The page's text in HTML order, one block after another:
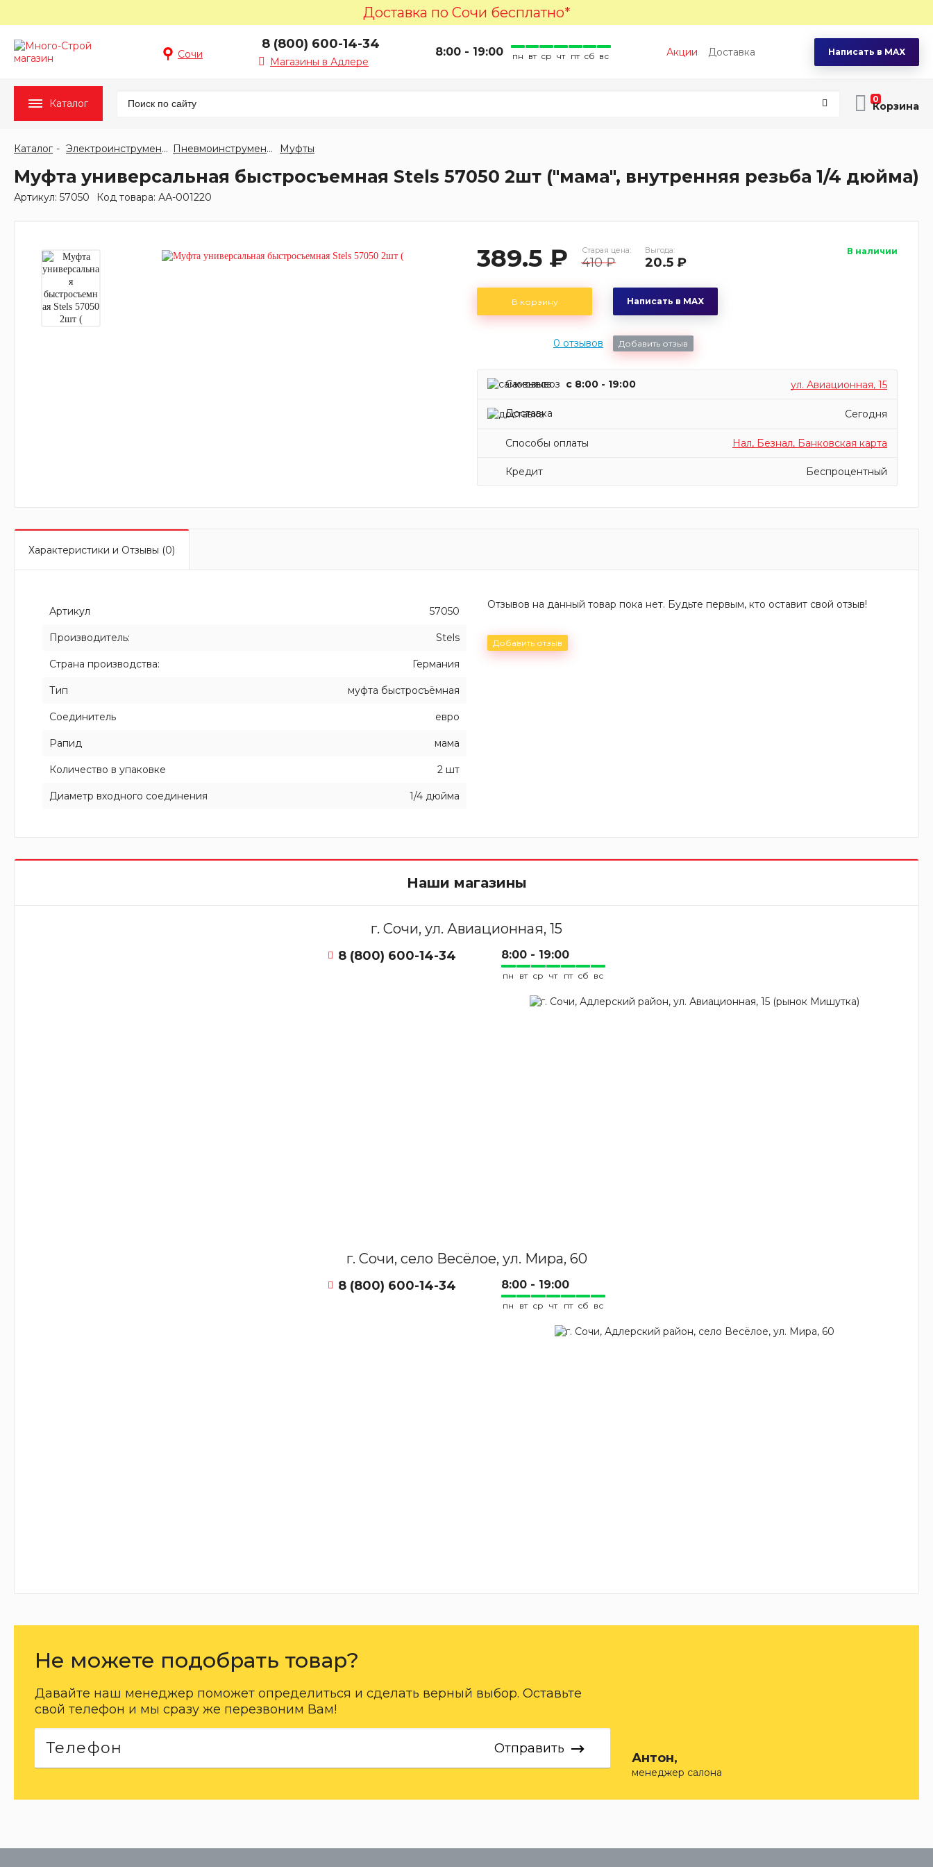
Доставка по Сочи бесплатно*
Сочи
8 (800) 600-14-34 Написать в MAX
Магазины в Адлере
8:00 - 19:00 пн вт ср чт пт сб вс Акции Доставка
Каталог 0
Каталог Электроинструмент Пневмоинструмент Муфты
Муфта универсальная быстросъемная Stels 57050 2шт ("мама", внутренняя резьба 1/4 дюйма)
Артикул: 57050 Код товара: АА-001220
389.5 ₽ Старая цена:
410 ₽
Выгода:
20.5 ₽
В наличии
В корзину Написать в MAX
0 отзывов Добавить отзыв
Самовывоз c 8:00 - 19:00 ул. Авиационная, 15
Доставка Сегодня
Способы оплаты Нал, Безнал, Банковская карта
Кредит Беспроцентный
Характеристики и Отзывы (0)
Артикул 57050
Производитель: Stels
Страна производства: Германия
Тип муфта быстросъёмная
Соединитель евро
Рапид мама
Количество в упаковке 2 шт
Диаметр входного соединения 1/4 дюйма
Отзывов на данный товар пока нет. Будьте первым, кто оставит свой отзыв!
Добавить отзыв
Наши магазины
г. Сочи, ул. Авиационная, 15
8 (800) 600-14-34 8:00 - 19:00
пн вт ср чт пт сб вс
г. Сочи, село Весёлое, ул. Мира, 60
8 (800) 600-14-34 8:00 - 19:00
пн вт ср чт пт сб вс
Не можете подобрать товар?
Давайте наш менеджер поможет определиться и сделать верный выбор. Оставьте
свой телефон и мы сразу же перезвоним Вам!
Отправить
Антон,
менеджер салона